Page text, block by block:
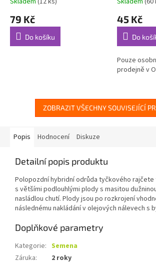
79 Kč
Do košíku
45 Kč
Do
Pouze
prodejně v
ZOBRAZIT VŠECHNY SOUVISEJÍCÍ
Popis Hodnocení Diskuze
Detailní popis produktu
Polopozdní hybridní odrůda tyčkového rajčete
s většími podlouhlými plody s masitou
nasládlou chutí. Plody jsou po rozkrojení
následnému nakládání v olejových nálevech s
Doplňkové parametry
Kategorie: Semena
Záruka:
2 roky